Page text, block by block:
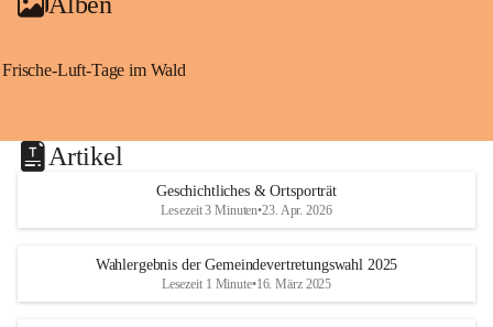
Frische-Luft-Tage im Wald
Artikel
Geschichtliches & Ortsporträt
Lesezeit 3 Minuten•23. Apr. 2026
Wahlergebnis der Gemeindevertretungswahl 2025
Lesezeit 1 Minute•16. März 2025